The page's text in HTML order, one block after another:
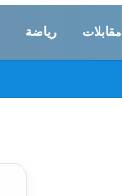
مقابلات رياضة